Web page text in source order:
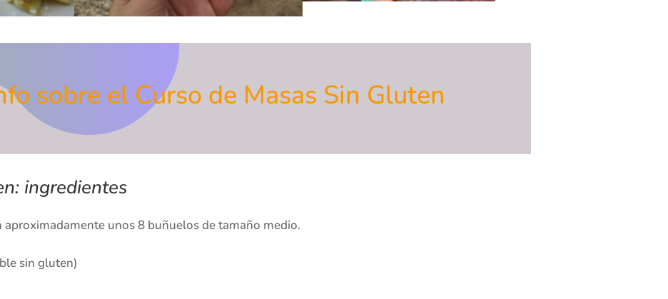
sobre el Curso de Masas Sin Gluten
ingredientes
aproximadamente unos 8 buñuelos de tamaño medio.
sin gluten)